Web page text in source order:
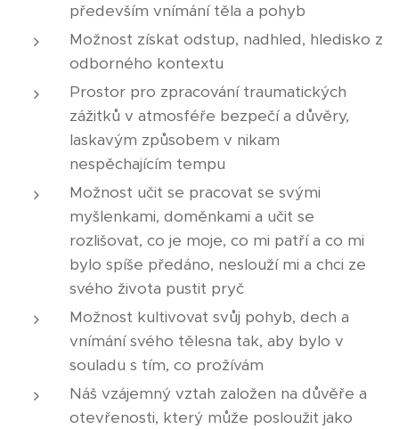
především vnímání těla a pohyb
Možnost získat odstup, nadhled, hledisko z
odborného kontextu
Prostor pro zpracování traumatických
zážitků v atmosféře bezpečí a důvěry,
laskavým způsobem v nikam
nespěchajícím tempu
Možnost učit se pracovat se svými
myšlenkami, doměnkami a učit se
rozlišovat, co je moje, co mi patří a co mi
bylo spíše předáno, neslouží mi a chci ze
svého života pustit pryč
Možnost kultivovat svůj pohyb, dech a
vnímání svého tělesna tak, aby bylo v
souladu s tím, co prožívám
Náš vzájemný vztah založen na důvěře a
otevřenosti, který může posloužit jako